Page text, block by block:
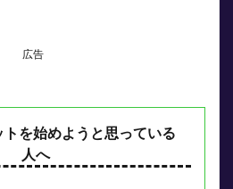
広告
トを始めようと思っている
人へ